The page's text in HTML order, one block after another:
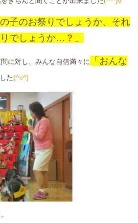
子のお祭りでしょうか、それ
でしょうか… ？ 」
に対し、みんな自信満々に
「おんな
た(^○^)